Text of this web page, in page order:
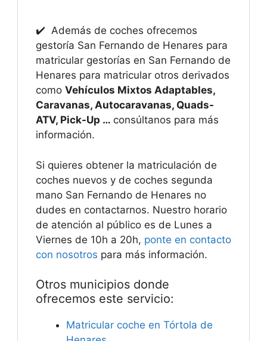
✔️ Además de coches ofrecemos
gestoría San Fernando de Henares para
matricular gestorías en San Fernando de
Henares para matricular otros derivados
como Vehículos Mixtos Adaptables,
Caravanas, Autocaravanas, Quads-
ATV, Pick-Up … consúltanos para más
información.
Si quieres obtener la matriculación de
coches nuevos y de coches segunda
mano San Fernando de Henares no
dudes en contactarnos. Nuestro horario
de atención al público es de Lunes a
Viernes de 10h a 20h, ponte en contacto
con nosotros para más información.
Otros municipios donde
ofrecemos este servicio:
Matricular coche en Tórtola de